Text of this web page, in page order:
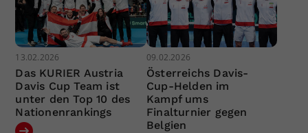
13.02.2026
Das KURIER Austria
Davis Cup Team ist
unter den Top 10 des
Nationenrankings
09.02.2026
Österreichs Davis-
Cup-Helden im
Kampf ums
Finalturnier gegen
Belgien